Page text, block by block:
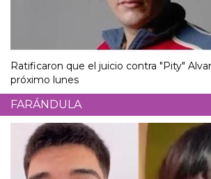
Ratificaron que el juicio contra "Pity"
próximo lunes
FARÁNDULA